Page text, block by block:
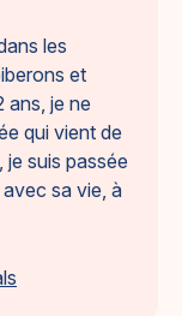
les
et
ans, je ne
qui vient de
je suis passée
sa vie, à